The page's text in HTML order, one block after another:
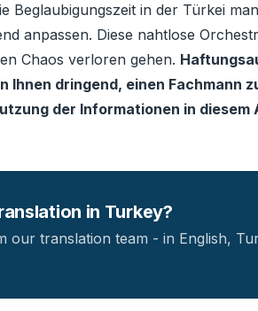
Beglaubigungszeit in der Türkei
anpassen. Diese nahtlose
Chaos verloren gehen.
Ihnen dringend, einen Fachmann
der Informationen in diesem
in Turkey?
our translation team - in English,